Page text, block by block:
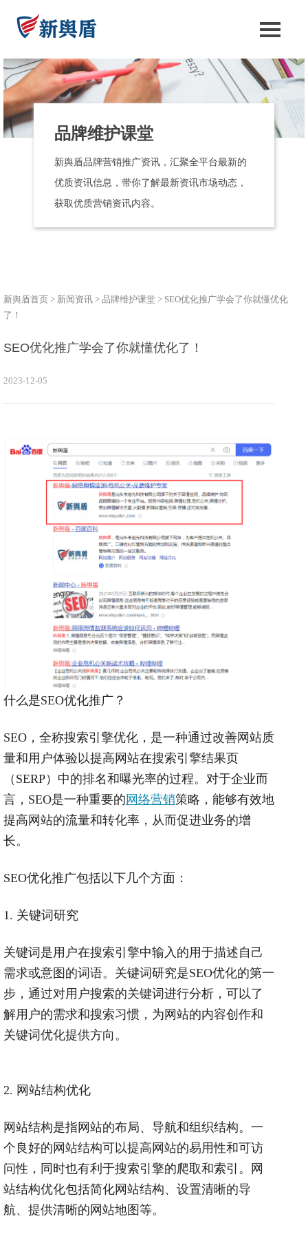
品牌维护课堂
新舆盾品牌营销推广资讯，汇聚全平台最新的
优质资讯信息，带你了解最新资讯市场动态，
获取优质营销资讯内容。
新舆盾首页 > 新闻资讯 > 品牌维护课堂 > SEO优化推广学会了你就懂优化
了！
SEO优化推广学会了你就懂优化了！
2023-12-05
什么是SEO优化推广？
SEO ，全称搜索引擎优化，是一种通过改善网站质
量和用户体验以提高网站在搜索引擎结果页
（ SERP）中的排名和曝光率的过程。对于企业而
言， SEO是一种重要的 网络营销策略，能够有效地
提高网站的流量和转化率，从而促进业务的增
长。
SEO优化推广包括以下几个方面：
1. 关键词研究
关键词是用户在搜索引擎中输入的用于描述自己
需求或意图的词语。关键词研究是SEO优化的第一
步，通过对用户搜索的关键词进行分析，可以了
解用户的需求和搜索习惯，为网站的内容创作和
关键词优化提供方向。
2. 网站结构优化
网站结构是指网站的布局、导航和组织结构。一
个良好的网站结构可以提高网站的易用性和可访
问性，同时也有利于搜索引擎的爬取和索引。网
站结构优化包括简化网站结构、设置清晰的导
航、提供清晰的网站地图等。